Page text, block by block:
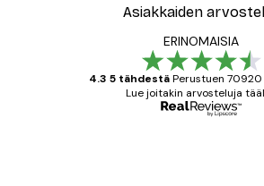
Asiakkaiden
ERINOMAISIA
4.3 5 tähdestäPerustuen 70920
Lue joitakin arvosteluja